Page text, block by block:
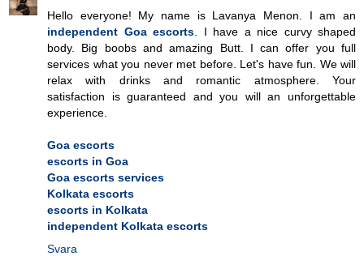
Hello everyone! My name is Lavanya Menon. I am an
independent Goa escorts . I have a nice curvy shaped
body. Big boobs and amazing Butt. I can offer you full
services what you never met before. Let's have fun. We will
relax with drinks and romantic atmosphere. Your
satisfaction is guaranteed and you will an unforgettable
experience.
Goa escorts
escorts in Goa
Goa escorts services
Kolkata escorts
escorts in Kolkata
independent Kolkata escorts
Svara